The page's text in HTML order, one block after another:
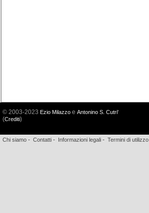
© 2003-2023 Ezio Milazzo e Antonino S. Cutri'
(Crediti)
Chi siamo - Contatti - Informazioni legali - Termini di utilizzo